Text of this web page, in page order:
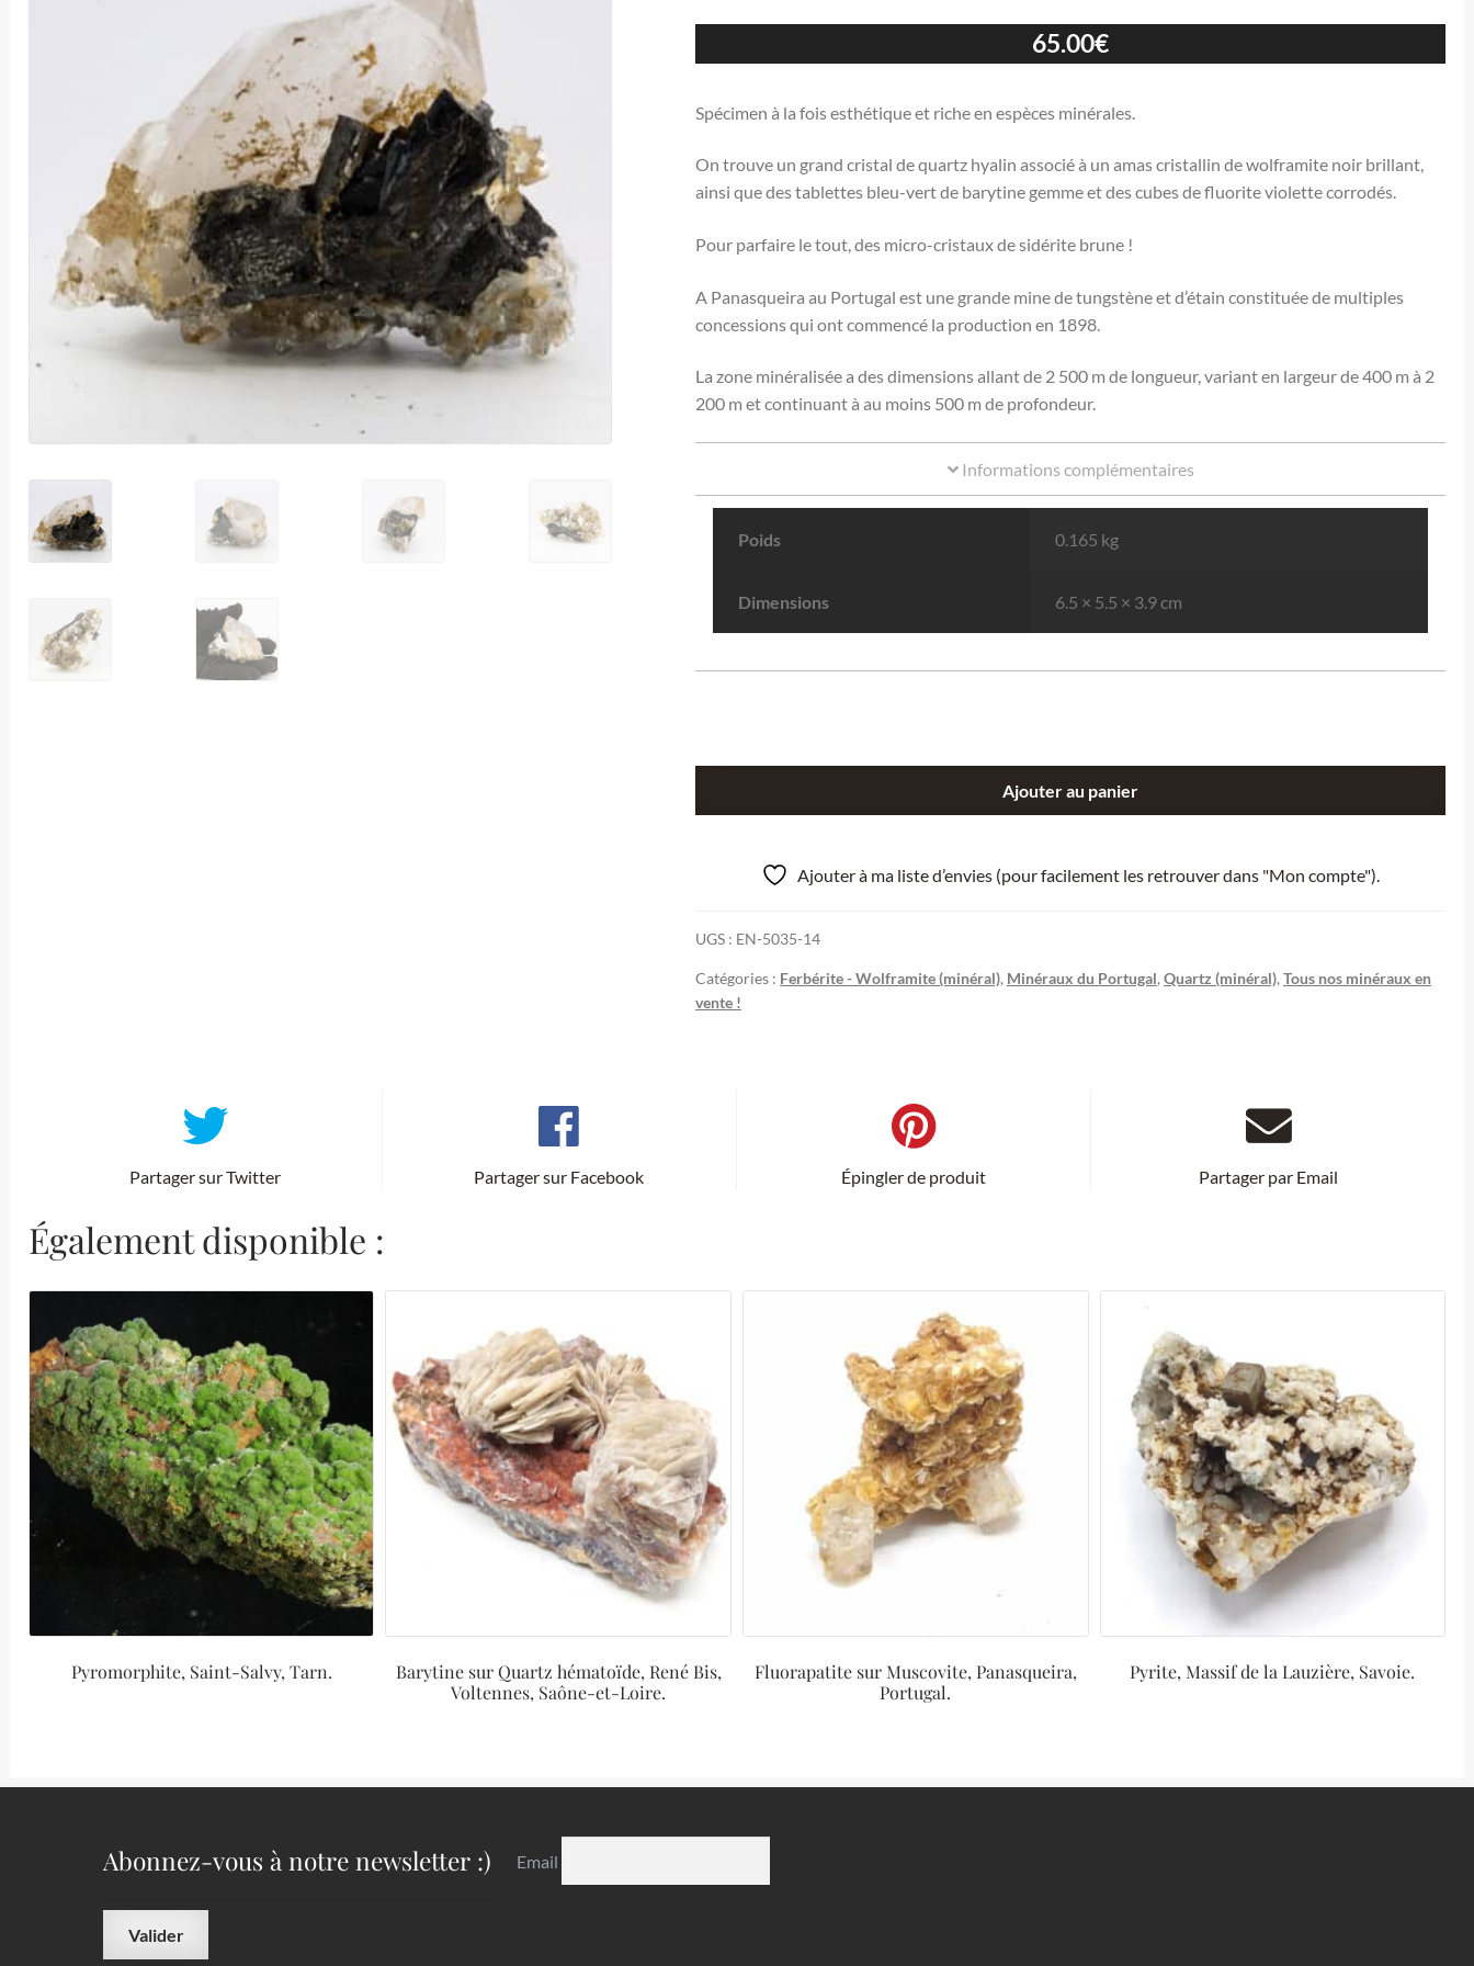
65.00€
Spécimen à la fois esthétique et riche en espèces minérales.
On trouve un grand cristal de quartz hyalin associé à un amas cristallin de wolframite noir brillant,
ainsi que des tablettes bleu-vert de barytine gemme et des cubes de fluorite violette corrodés.
Pour parfaire le tout, des micro-cristaux de sidérite brune !
A Panasqueira au Portugal est une grande mine de tungstène et d’étain constituée de multiples
concessions qui ont commencé la production en 1898.
La zone minéralisée a des dimensions allant de 2 500 m de longueur, variant en largeur de 400 m à 2
200 m et continuant à au moins 500 m de profondeur.
Informations complémentaires
Poids 0.165 kg
Dimensions 6.5 × 5.5 × 3.9 cm
Wolframite,
Portugal.
Ajouter au panier
Ajouter à ma liste d’envies (pour facilement les retrouver dans "Mon compte").
UGS : EN-5035-14
Catégories : Ferbérite - Wolframite (minéral), Minéraux du Portugal, Quartz (minéral), Tous nos minéraux en
vente !
Partager sur Twitter Partager sur Facebook Épingler de produit Partager par Email
Également disponible :
Pyromorphite, Saint-Salvy, Tarn.
Barytine sur Quartz hématoïde, René Bis,
Voltennes, Saône-et-Loire.
Fluorapatite sur Muscovite, Panasqueira,
Portugal.
Pyrite, Massif de la Lauzière, Savoie.
Abonnez-vous à notre newsletter :) Email